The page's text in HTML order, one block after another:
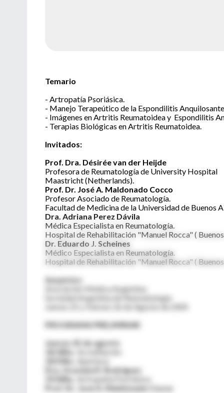
Temario
- Artropatía Psoriásica.
- Manejo Terapeútico de la Espondilitis Anquilosante.
- Imágenes en Artritis Reumatoidea y Espondilitis
- Terapias Biológicas en Artritis Reumatoidea.
Invitados:
Prof. Dra. Désirée van der Heijde
Profesora de Reumatología de University Hospital
Maastricht (Netherlands).
Prof. Dr. José A. Maldonado Cocco
Profesor Asociado de Reumatología.
Facultad de Medicina de la Universidad de Buenos
Dra. Adriana Perez Dávila
Médica Especialista en Reumatología.
Hospital de Rehabilitación "Manuel Rocca" (
Dr. Eduardo J. Scheines
Médico Especialista en Reumatología.
Hospital de Rehabilitación "Manuel Rocca" (
Auspicios:
Asociación Médica Argentina
Sociedad Argentina de Reumatología
Jueves 25 y Viernes 26 de Agosto de 2005
PROGRAMA PRELIMINAR
Jueves 25 de agosto
Dra. Graciela R. Rodriguez
Artropatía Psoriásica
Prof. Dr. José A. Maldonado Cocco